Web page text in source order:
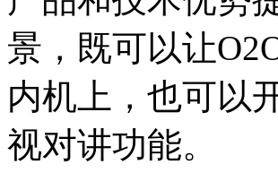
景，既可以让
内机上，也可以
视对讲功能。